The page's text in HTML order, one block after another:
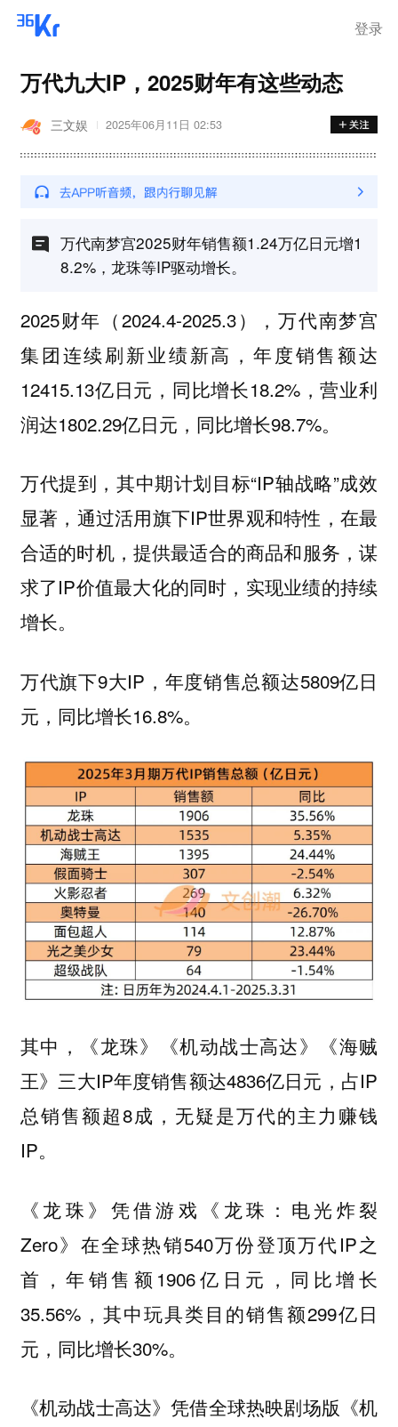
登录
万代九大IP，2025财年有这些动态
三文娱 2025年06月11日 02:53
万代南梦宫2025财年销售额1.24万亿日元增1
8.2%，龙珠等IP驱动增长。
2025财年（2024.4-2025.3），万代南梦宫
集团连续刷新业绩新高，年度销售额达
12415.13亿日元，同比增长18.2%，营业利
润达1802.29亿日元，同比增长98.7%。
万代提到，其中期计划目标“IP轴战略”成效
显著，通过活用旗下IP世界观和特性，在最
合适的时机，提供最适合的商品和服务，谋
求了IP价值最大化的同时，实现业绩的持续
增长。
万代旗下9大IP，年度销售总额达5809亿日
元，同比增长16.8%。
其中，《龙珠》《机动战士高达》《海贼
王》三大IP年度销售额达4836亿日元，占IP
总销售额超8成，无疑是万代的主力赚钱
IP。
《龙珠》凭借游戏《龙珠：电光炸裂
Zero》在全球热销540万份登顶万代IP之
首，年销售额1906亿日元，同比增长
35.56%，其中玩具类目的销售额299亿日
元，同比增长30%。
《机动战士高达》凭借全球热映剧场版《机